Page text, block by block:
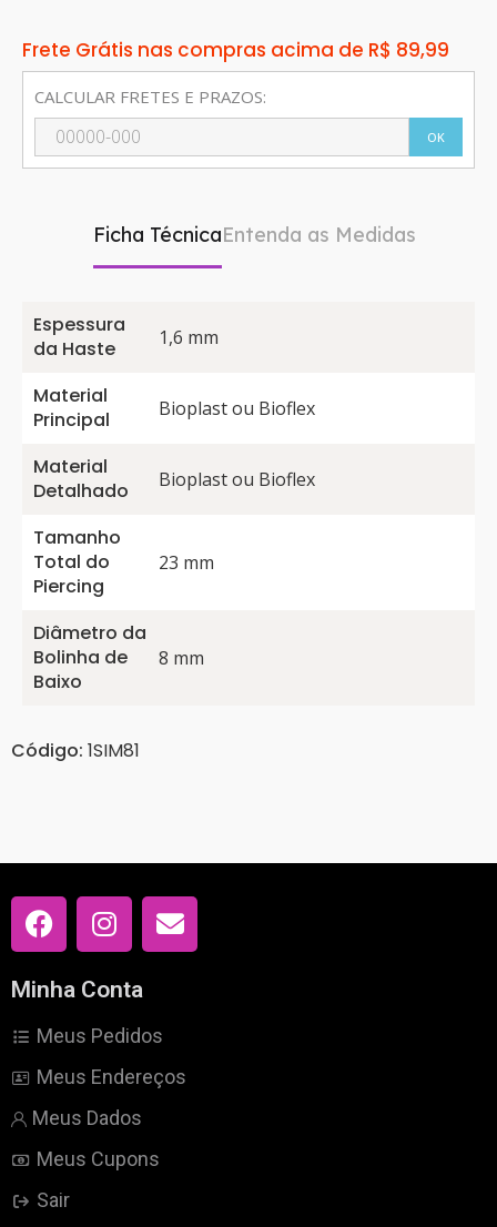
Frete Grátis nas compras acima de R$ 89,99
CALCULAR FRETES E PRAZOS:
OK
Ficha TécnicaEntenda as Medidas
Espessura
da Haste
1,6 mm
Material
Principal
Bioplast ou Bioflex
Material
Detalhado
Bioplast ou Bioflex
Tamanho
Total do
Piercing
23 mm
Diâmetro da
Bolinha de
Baixo
8 mm
Código: 1SIM81
Minha Conta
Meus Pedidos
Meus Endereços
Meus Dados
Meus Cupons
Sair